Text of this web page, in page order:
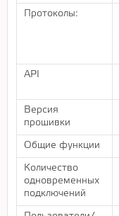
Протоколы:
API
Версия
прошивки
Общие функции
Количество
одновременных
подключений